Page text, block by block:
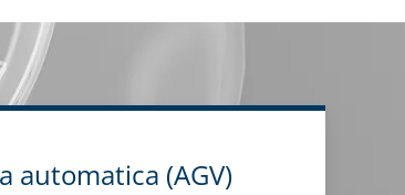
automatica (AGV)